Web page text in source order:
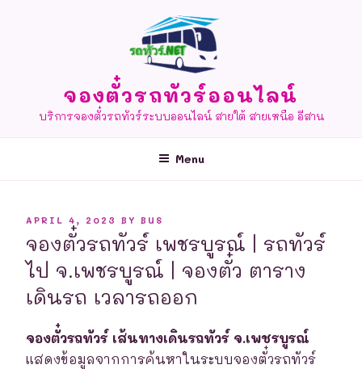
จองตั๋วรถทัวร์ออนไลน์
บริการจองตั๋วรถทัวร์ระบบออนไลน์ สายใต้ สายเหนือ อีสาน
Menu
POSTED
APRIL 4, 2023 BY BUS
จองตั๋วรถทัวร์ เพชรบูรณ์ | รถทัวร์
ไป จ.เพชรบูรณ์ | จองตั๋ว ตาราง
เดินรถ เวลารถออก
จองตั๋วรถทัวร์ เส้นทางเดินรถทัวร์ จ.เพชรบูรณ์
แสดงข้อมูลจากการค้นหาในระบบจองตั๋วรถทัวร์